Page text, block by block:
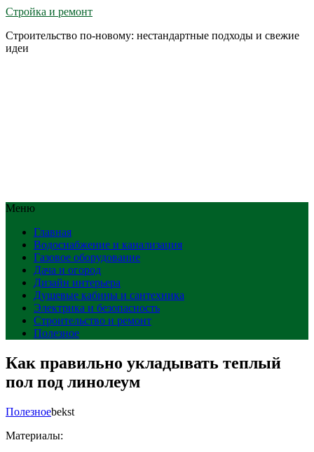
Стройка и ремонт
Строительство по-новому: нестандартные подходы и свежие
идеи
Меню
Главная
Водоснабжение и канализация
Газовое оборудование
Дача и огород
Дизайн интерьера
Душевые кабины и сантехника
Электрика и безопасность
Строительство и ремонт
Полезное
Как правильно укладывать теплый
пол под линолеум
Полезноеbekst
Материалы: